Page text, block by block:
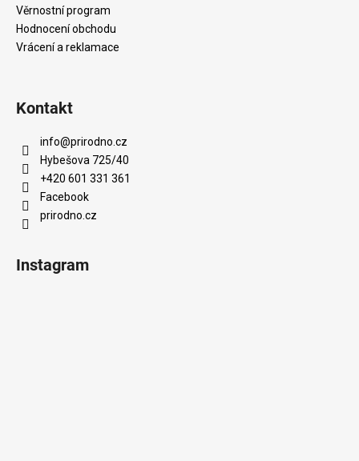
Věrnostní program
Hodnocení obchodu
Vrácení a reklamace
Kontakt
info@prirodno.cz
Hybešova 725/40
+420 601 331 361
Facebook
prirodno.cz
Instagram